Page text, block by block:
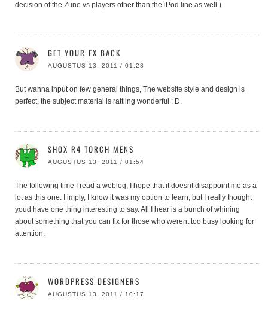
decision of the Zune vs players other than the iPod line as well.)
GET YOUR EX BACK
AUGUSTUS 13, 2011 / 01:28
But wanna input on few general things, The website style and design is
perfect, the subject material is rattling wonderful : D.
SHOX R4 TORCH MENS
AUGUSTUS 13, 2011 / 01:54
The following time I read a weblog, I hope that it doesnt disappoint me as a
lot as this one. I imply, I know it was my option to learn, but I really thought
youd have one thing interesting to say. All I hear is a bunch of whining
about something that you can fix for those who werent too busy looking for
attention.
WORDPRESS DESIGNERS
AUGUSTUS 13, 2011 / 10:17